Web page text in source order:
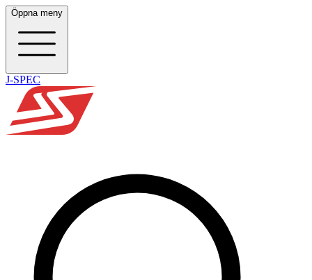
Öppna meny
J-SPEC